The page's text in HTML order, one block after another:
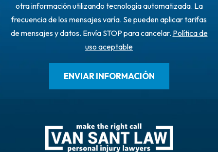
otra información utilizando tecnología automatizada. La
frecuencia de los mensajes varía. Se pueden aplicar tarifas
de mensajes y datos. Envía STOP para cancelar. Política de
uso aceptable